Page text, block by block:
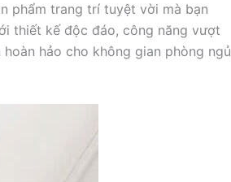
phẩm trang trí tuyệt vời mà bạn
thiết kế độc đáo, công năng vượt
hảo cho không gian phòng ngủ